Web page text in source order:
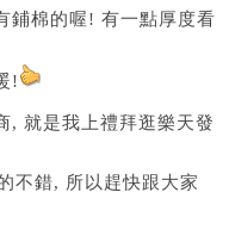
鋪棉的喔! 有一點厚度看
!
, 就是我上禮拜逛樂天發
不錯, 所以趕快跟大家